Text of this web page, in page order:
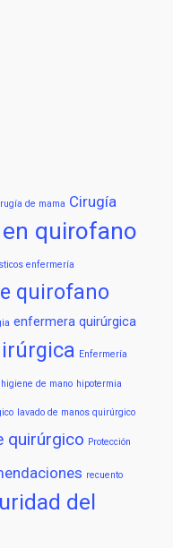
de mama Cirugía
quirofano
enfermería
quirofano
enfermera quirúrgica
Enfermería
higiene de mano hipotermia
lavado de manos quirúrgico
quirúrgico Protección
recuento
del